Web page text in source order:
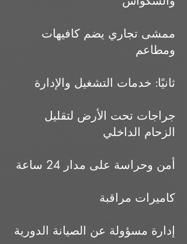
ممشى تجاري يضم كافيهات
ومطاعم
ثانيًا: خدمات التشغيل والإدارة
جراجات تحت الأرض لتقليل
الزحام الداخلي
أمن وحراسة على مدار 24 ساعة
كاميرات مراقبة
إدارة مسؤولة عن الصيانة الدورية